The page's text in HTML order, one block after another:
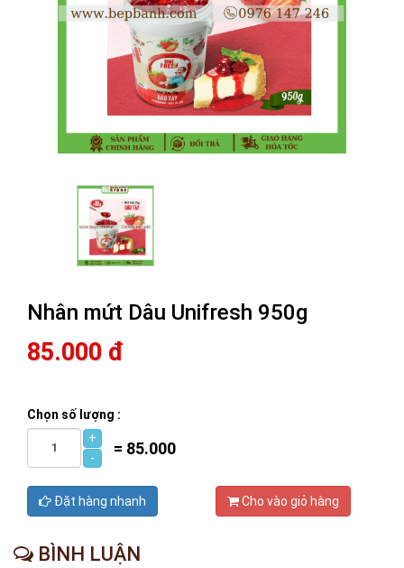
Nhân mứt Dâu Unifresh 950g
85.000 đ
Chọn số lượng :
+
-
= 85.000
Đặt hàng nhanh Cho vào giỏ hàng
BÌNH LUẬN